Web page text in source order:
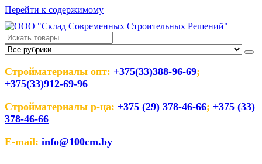
Перейти к содержимому
ООО "Склад Современных
Строительных Решений"
Оптовый магазин строительных материалов
Стройматериалы опт: +375(33)388-96-69;
+375(33)912-69-96
Стройматериалы р-ца: +375 (29) 378-46-66; +375 (33)
378-46-66
E-mail: info@100cm.by